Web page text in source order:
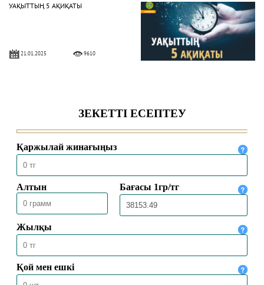
УАҚЫТТЫҢ 5 АҚИҚАТЫ
21.01.2025 9610
28.10.2024 6983
ПАЙҒАМБАР СҮЙГЕН ЖЕМІСТЕР
26.10.2024